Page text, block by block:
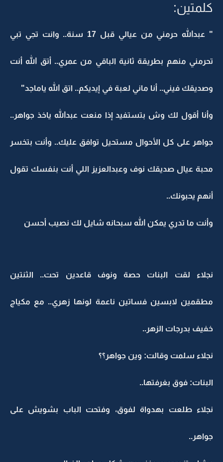
كلمتين:
" عبدالله حرمني من عيالي قبل 17 سنة.. وانت تجي تبي
تحرمني منهم بطريقة ثانية الباقي من عمري.. أتق الله أنت
وصديقك فيني.. أنا ماني لعبة في إيديكم.. اتق الله ياماجد"
وأنا أقول لك وش بتستفيد إذا منعت عبدالله ياخذ جواهر..
جواهر على كل الأحوال مستحيل توافق عليك.. وأنت بتخسر
محبة عيال صديقك نوف وعبدالعزيز اللي أنت بنفسك تقول
أنهم يحبونك..
وأنت ما تدري يمكن الله سبحانه شايل لك نصيب أحسن
نجلاء لقت البنات حصة ونوف قاعدين تحت.. الثنتين
مطقمين لابسين فساتين ناعمة لونها زهري.. مع مكياج
خفيف بدرجات الزهر..
نجلاء سلمت وقالت: وين جواهر؟؟
البنات: فوق بغرفتها..
نجلاء طلعت بهدواة لفوق، وفتحت الباب بشويش على
جواهر..